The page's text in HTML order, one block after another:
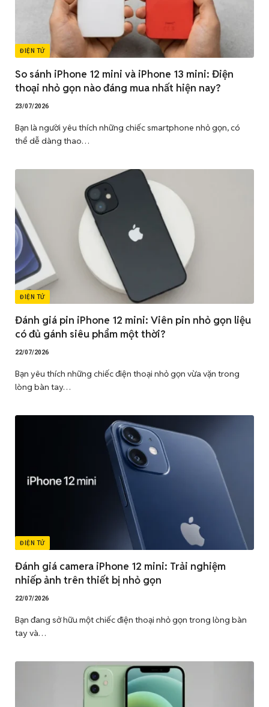
ĐIỆN TỬ
So sánh iPhone 12 mini và iPhone 13 mini: Điện
thoại nhỏ gọn nào đáng mua nhất hiện nay?
23/07/2026
Bạn là người yêu thích những chiếc smartphone nhỏ gọn, có
thể dễ dàng thao…
ĐIỆN TỬ
Đánh giá pin iPhone 12 mini: Viên pin nhỏ gọn liệu
có đủ gánh siêu phẩm một thời?
22/07/2026
Bạn yêu thích những chiếc điện thoại nhỏ gọn vừa vặn trong
lòng bàn tay…
ĐIỆN TỬ
Đánh giá camera iPhone 12 mini: Trải nghiệm
nhiếp ảnh trên thiết bị nhỏ gọn
22/07/2026
Bạn đang sở hữu một chiếc điện thoại nhỏ gọn trong lòng bàn
tay và…